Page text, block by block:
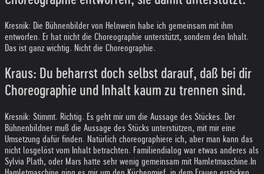
Kresnik: Die Bühnenbilder von Helnwein habe ich gemeinsam mit ihm
entworfen. Er hat nicht die Choreographie unterstützt, sondern den Inhalt.
Das ist ganz wichtig. Nicht die Choreographie.
Kraus: Du beharrst doch selbst darauf, daß bei dir
Choreographie und Inhalt kaum zu trennen sind.
Kresnik: Stimmt. Richtig. Es geht mir um die Aussage des Stückes. Der
Bühnenbildner muß die Aussage des Stücks unterstützen, mit mir eine
Umsetzung dafür finden. Natürlich choreographiere ich, aber man kann das
nicht losgelöst vom Inhalt betrachten. Familiendialog war etwas anderes als
Sylvia Plath, oder Mars hatte sehr wenig gemeinsam mit Hamletmaschine. In